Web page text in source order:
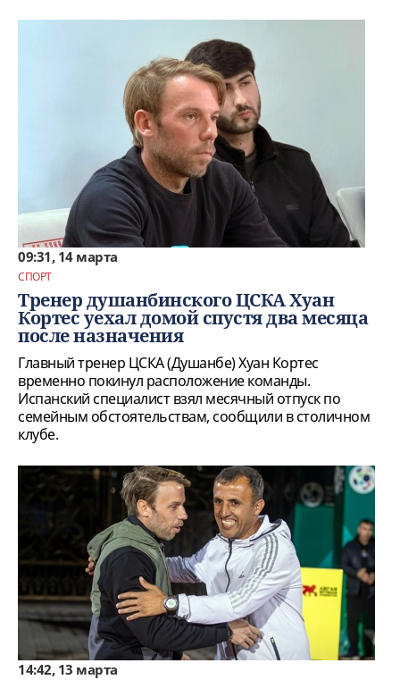
09:31, 14 марта
СПОРТ
Тренер душанбинского ЦСКА Хуан
Кортес уехал домой спустя два месяца
после назначения
Главный тренер ЦСКА (Душанбе) Хуан Кортес
временно покинул расположение команды.
Испанский специалист взял месячный отпуск по
семейным обстоятельствам, сообщили в столичном
клубе.
14:42, 13 марта